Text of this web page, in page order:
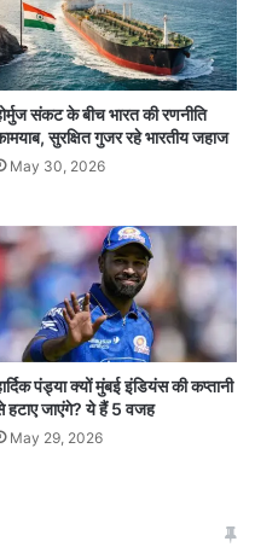
खिलाड़ी के बारे में हर
मोदी का दृष्टिकोण सिर्फ
वह परिणाम की
करने और
करते हैं.
10 मीटर एयर पिस्टल
पहला पदक जीता,
उनसे फोन पर बात की और
सिंह के साथ
कांस्य पदक जीता और
संकट के बीच भारत की रणनीति
सुरक्षित गुजर रहे भारतीय जहाज
May 30, 2026
पंड्या क्यों मुंबई इंडियंस की कप्तानी
हटाए जाएंगे? ये हैं 5 वजह
May 29, 2026